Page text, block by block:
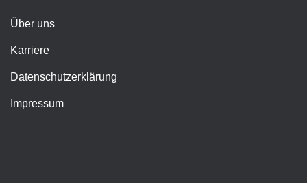
Über uns
Karriere
Datenschutzerklärung
Impressum